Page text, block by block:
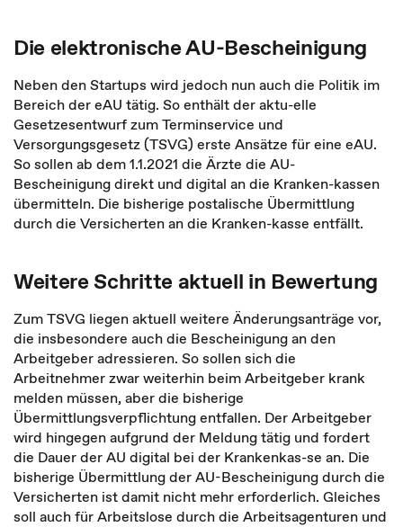
Die elektronische AU-Bescheinigung
Neben den Startups wird jedoch nun auch die Politik im
Bereich der eAU tätig. So enthält der aktu-elle
Gesetzesentwurf zum Terminservice und
Versorgungsgesetz (TSVG) erste Ansätze für eine eAU.
So sollen ab dem 1.1.2021 die Ärzte die AU-
Bescheinigung direkt und digital an die Kranken-kassen
übermitteln. Die bisherige postalische Übermittlung
durch die Versicherten an die Kranken-kasse entfällt.
Weitere Schritte aktuell in Bewertung
Zum TSVG liegen aktuell weitere Änderungsanträge vor,
die insbesondere auch die Bescheinigung an den
Arbeitgeber adressieren. So sollen sich die
Arbeitnehmer zwar weiterhin beim Arbeitgeber krank
melden müssen, aber die bisherige
Übermittlungsverpflichtung entfallen. Der Arbeitgeber
wird hingegen aufgrund der Meldung tätig und fordert
die Dauer der AU digital bei der Krankenkas-se an. Die
bisherige Übermittlung der AU-Bescheinigung durch die
Versicherten ist damit nicht mehr erforderlich. Gleiches
soll auch für Arbeitslose durch die Arbeitsagenturen und